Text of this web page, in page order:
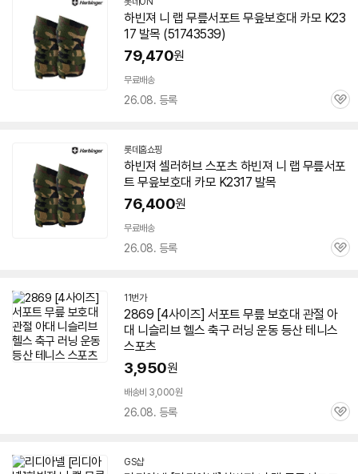
하빈져 니 랩 무릎서포트 무읖보호대 카모 K23
17 발목 (51743539)
79,470원
무료배송
26.08. 등록
관
롯데홈쇼핑
하빈져 셀러허브 스포츠 하빈져 니 랩 무릎서포
트 무읖보호대 카모 K2317 발목
76,400원
무료배송
26.08. 등록
관
11번가
2869 [4사이즈] 서포트 무릎 보호대 관절 아
대 니슬리브 헬스 축구 러닝 운동 등산 테니스
스포츠
3,950원
배송비 3,000원
26.08. 등록
관
GS샵